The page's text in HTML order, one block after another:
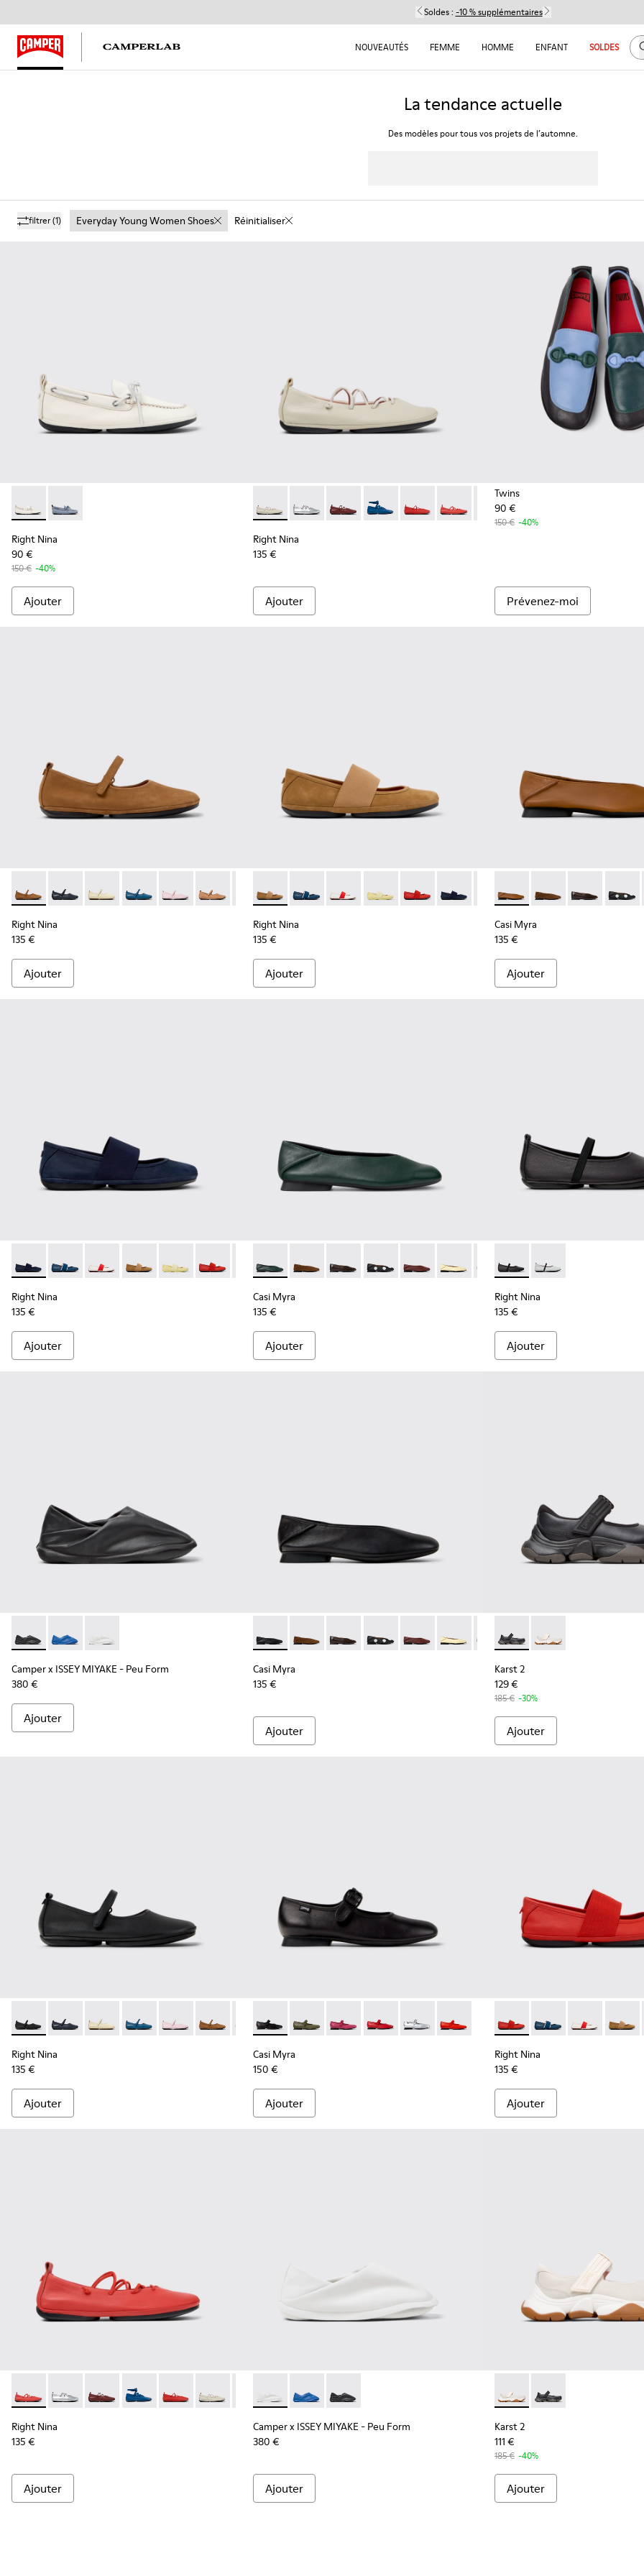
Soldes : -10 % supplémentaires
NOUVEAUTÉS FEMME HOMME ENFANT SOLDES
La tendance actuelle
Des modèles pour tous vos projets de l’automne.
filtrer(1) Everyday Young Women Shoes Réinitialiser
Right Nina - K201848-004 - Ballerines en cuir blanc Pour femme.
Right Nina - K201848-005
Right Nina
90 €
150 € -40%
Ajouter
Right Nina - K201835-004 - Ballerines en cuir gris pour femme.
Right Nina - K201835-009
Right Nina - K201835-008
Right Nina - K201835-007
Right Nina - K201835-006
Right Nina - K201835-003 - Ballerines
Right Nina - K201835-001 -
Right Nina
135 €
Ajouter
Twins
90 €
150 € -40%
Prévenez-moi
Right Nina - K201365-030 - Chaussures en nubuck marron pour femme.
Right Nina - K201365-039
Right Nina - K201365-036
Right Nina - K201365-035
Right Nina - K201365-034
Right Nina - K201365-027
Right Nina - K201365-024
Right Nina - K201365-022 - Chaussures en cuir gris pour femme.
Right Nina - K201365-021 - Chaussures en cuir noir pour femme.
Right Nina - K201365-014
Right Nina
135 €
Ajouter
Right Nina - 21595-265 - Ballerines en cuir nubuck marron Pour femme.
Right Nina - 21595-269
Right Nina - 21595-268
Right Nina - 21595-260
Right Nina - 21595-258 - Ballerines en cuir
Right Nina - 21595-243 - Ballerines en
Right Nina - 21595-242 -
Right Nina - 21595-228
Right Nina
135 €
Ajouter
Casi Myra - K201253-041 -
Casi Myra - K201253-
Casi Myra -
Casi
Casi Myra
135 €
Ajouter
Right Nina - 21595-243 - Ballerines en cuir nubuck bleu pour femme.
Right Nina - 21595-269
Right Nina - 21595-268
Right Nina - 21595-265 - Ballerines en cuir nubuck marron Pour femme.
Right Nina - 21595-260
Right Nina - 21595-258 - Ballerines en cuir rouge Pour femme.
Right Nina - 21595-242 - Ballerines en cuir noir pour femme.
Right Nina - 21595-228
Right Nina
135 €
Ajouter
Casi Myra - K201253-042 - Ballerines en cuir vert pour femme.
Casi Myra - K201253-058
Casi Myra - K201253-057
Casi Myra - K201253-050
Casi Myra - K201253-048
Casi Myra - K201253-046
Casi Myra - K201253-041 -
Casi Myra - K201253-028
Casi Myra -
Casi Myra
135 €
Ajouter
Right Nina - K201643-002 -
Right Nina - K201643-
Right Nina
135 €
Ajouter
Camper x ISSEY MIYAKE - Peu Form - K201849-001 - Mocassins en cuir noir pour homme.
Camper x ISSEY MIYAKE - Peu Form - K201849-004
Camper x ISSEY MIYAKE - Peu Form - K201849-003 - Chaussures en cuir blanches pour femme.
Camper x ISSEY MIYAKE - Peu Form
380 €
Ajouter
Casi Myra - K201253-015 - Ballerines en cuir noir pour femme.
Casi Myra - K201253-058
Casi Myra - K201253-057
Casi Myra - K201253-050
Casi Myra - K201253-048
Casi Myra - K201253-046
Casi Myra - K201253-042 -
Casi Myra - K201253-041
Casi Myra -
Casi Myra
135 €
Ajouter
Karst 2 - K201846-001 -
Karst 2 - K201846-
Karst 2
129 €
185 € -30%
Ajouter
Right Nina - K201365-021 - Chaussures en cuir noir pour femme.
Right Nina - K201365-039
Right Nina - K201365-036
Right Nina - K201365-035
Right Nina - K201365-034
Right Nina - K201365-030 - Chaussures en nubuck marron pour femme.
Right Nina - K201365-027
Right Nina - K201365-024
Right Nina - K201365-022 - Chaussures en cuir gris pour femme.
Right Nina - K201365-014
Right Nina
135 €
Ajouter
Casi Myra - K201629-001 - Chaussures en cuir noir pour femme.
Casi Myra - K201629-017
Casi Myra - K201629-016
Casi Myra - K201629-014
Casi Myra - K201629-010
Casi Myra - K201629-003
Casi Myra
150 €
Ajouter
Right Nina - 21595-258 -
Right Nina - 21595-
Right Nina -
Right
Right Nina
135 €
Ajouter
Right Nina - K201835-003 - Ballerines en cuir rouge pour femme.
Right Nina - K201835-009
Right Nina - K201835-008
Right Nina - K201835-007
Right Nina - K201835-006
Right Nina - K201835-004 - Ballerines en cuir gris pour femme.
Right Nina - K201835-001 - Ballerines en cuir noir pour femme.
Right Nina
135 €
Ajouter
Camper x ISSEY MIYAKE - Peu Form - K201849-003 - Chaussures en cuir
Camper x ISSEY MIYAKE - Peu Form - K201849-004
Camper x ISSEY MIYAKE - Peu Form - K201849-001 -
Camper x ISSEY MIYAKE - Peu Form
380 €
Ajouter
Karst 2 - K201846-002 -
Karst 2 - K201846-
Karst 2
111 €
185 € -40%
Ajouter